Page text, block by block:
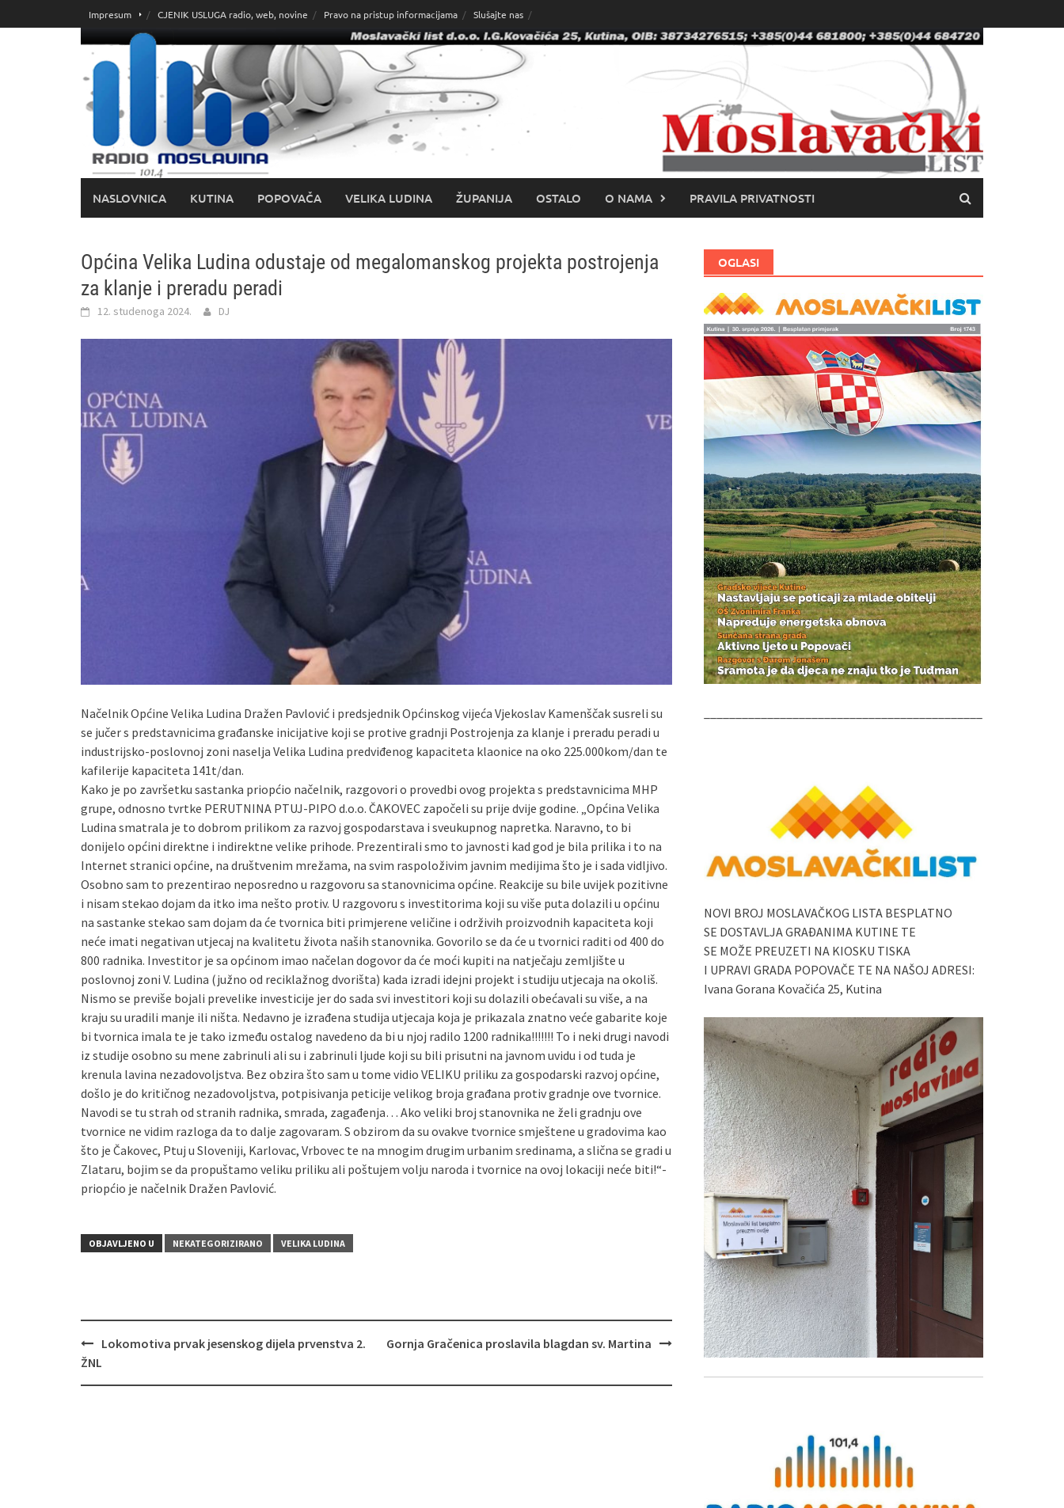
do
Impresum CJENIK USLUGA radio, web, novine Pravo na pristup informacijama Slušajte nas
NASLOVNICA KUTINA POPOVAČA VELIKA LUDINA ŽUPANIJA OSTALO O NAMA PRAVILA PRIVATNOSTI
Općina Velika Ludina odustaje od megalomanskog projekta postrojenja
za klanje i preradu peradi
12. studenoga 2024. DJ
Načelnik Općine Velika Ludina Dražen Pavlović i predsjednik Općinskog vijeća Vjekoslav Kamenščak susreli su
se jučer s predstavnicima građanske inicijative koji se protive gradnji Postrojenja za klanje i preradu peradi u
industrijsko-poslovnoj zoni naselja Velika Ludina predviđenog kapaciteta klaonice na oko 225.000kom/dan te
kafilerije kapaciteta 141t/dan.
Kako je po završetku sastanka priopćio načelnik, razgovori o provedbi ovog projekta s predstavnicima MHP
grupe, odnosno tvrtke PERUTNINA PTUJ-PIPO d.o.o. ČAKOVEC započeli su prije dvije godine. „Općina Velika
Ludina smatrala je to dobrom prilikom za razvoj gospodarstava i sveukupnog napretka. Naravno, to bi
donijelo općini direktne i indirektne velike prihode. Prezentirali smo to javnosti kad god je bila prilika i to na
Internet stranici općine, na društvenim mrežama, na svim raspoloživim javnim medijima što je i sada vidljivo.
Osobno sam to prezentirao neposredno u razgovoru sa stanovnicima općine. Reakcije su bile uvijek pozitivne
i nisam stekao dojam da itko ima nešto protiv. U razgovoru s investitorima koji su više puta dolazili u općinu
na sastanke stekao sam dojam da će tvornica biti primjerene veličine i održivih proizvodnih kapaciteta koji
neće imati negativan utjecaj na kvalitetu života naših stanovnika. Govorilo se da će u tvornici raditi od 400 do
800 radnika. Investitor je sa općinom imao načelan dogovor da će moći kupiti na natječaju zemljište u
poslovnoj zoni V. Ludina (južno od reciklažnog dvorišta) kada izradi idejni projekt i studiju utjecaja na okoliš.
Nismo se previše bojali prevelike investicije jer do sada svi investitori koji su dolazili obećavali su više, a na
kraju su uradili manje ili ništa. Nedavno je izrađena studija utjecaja koja je prikazala znatno veće gabarite koje
bi tvornica imala te je tako između ostalog navedeno da bi u njoj radilo 1200 radnika!!!!!!! To i neki drugi navodi
iz studije osobno su mene zabrinuli ali su i zabrinuli ljude koji su bili prisutni na javnom uvidu i od tuda je
krenula lavina nezadovoljstva. Bez obzira što sam u tome vidio VELIKU priliku za gospodarski razvoj općine,
došlo je do kritičnog nezadovoljstva, potpisivanja peticije velikog broja građana protiv gradnje ove tvornice.
Navodi se tu strah od stranih radnika, smrada, zagađenja… Ako veliki broj stanovnika ne želi gradnju ove
tvornice ne vidim razloga da to dalje zagovaram. S obzirom da su ovakve tvornice smještene u gradovima kao
što je Čakovec, Ptuj u Sloveniji, Karlovac, Vrbovec te na mnogim drugim urbanim sredinama, a slična se gradi u
Zlataru, bojim se da propuštamo veliku priliku ali poštujem volju naroda i tvornice na ovoj lokaciji neće biti!“-
priopćio je načelnik Dražen Pavlović.
OBJAVLJENO U NEKATEGORIZIRANO VELIKA LUDINA
Navigacija
Lokomotiva prvak jesenskog dijela prvenstva 2.
ŽNL
Gornja Gračenica proslavila blagdan sv. Martina
OGLASI
NOVI BROJ MOSLAVAČKOG LISTA BESPLATNO
SE DOSTAVLJA GRAĐANIMA KUTINE TE
SE MOŽE PREUZETI NA KIOSKU TISKA
I UPRAVI GRADA POPOVAČE TE NA NAŠOJ ADRESI:
Ivana Gorana Kovačića 25, Kutina